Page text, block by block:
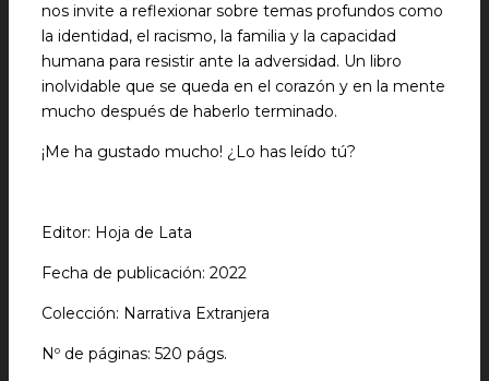
nos invite a reflexionar sobre temas profundos como
la identidad, el racismo, la familia y la capacidad
humana para resistir ante la adversidad. Un libro
inolvidable que se queda en el corazón y en la mente
mucho después de haberlo terminado.
¡Me ha gustado mucho! ¿Lo has leído tú?
Editor: Hoja de Lata
Fecha de publicación: 2022
Colección: Narrativa Extranjera
Nº de páginas: 520 págs.